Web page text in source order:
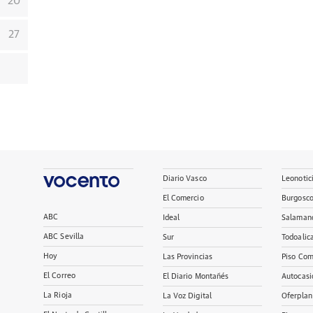
27
ABC
ABC Sevilla
Hoy
El Correo
La Rioja
Diario Vasco
El Comercio
Ideal
Sur
Las Provincias
El Diario Montañés
La Voz Digital
Piso
Oferplan